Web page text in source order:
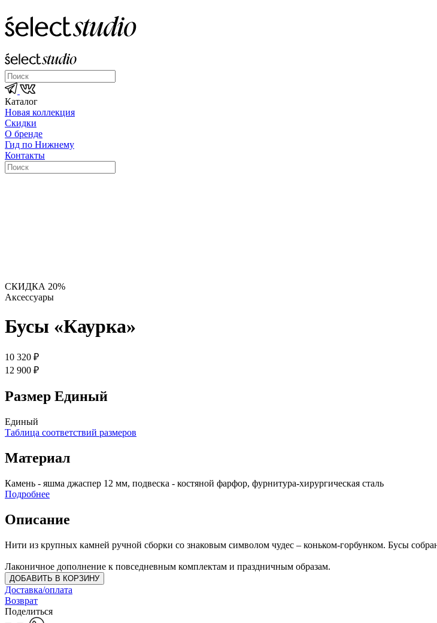
Каталог
Новая коллекция
Скидки
О бренде
Гид по Нижнему
Контакты
СКИДКА 20%
Аксессуары
Бусы «Каурка»
10 320 ₽
12 900 ₽
Размер Единый
Единый
Таблица соответствий размеров
Материал
Камень - яшма джаспер 12 мм, подвеска - костяной фарфор, фурнитура-хирургическая сталь
Подробнее
Описание
Нити из крупных камней ручной сборки со знаковым символом чудес – коньком-горбунком. Бусы
Лаконичное дополнение к повседневным комплектам и праздничным образам.
ДОБАВИТЬ В КОРЗИНУ
Доставка/оплата
Возврат
Поделиться